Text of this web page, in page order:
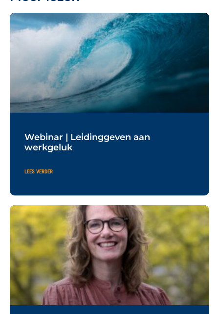
Webinar | Leidinggeven aan
werkgeluk
LEES VERDER